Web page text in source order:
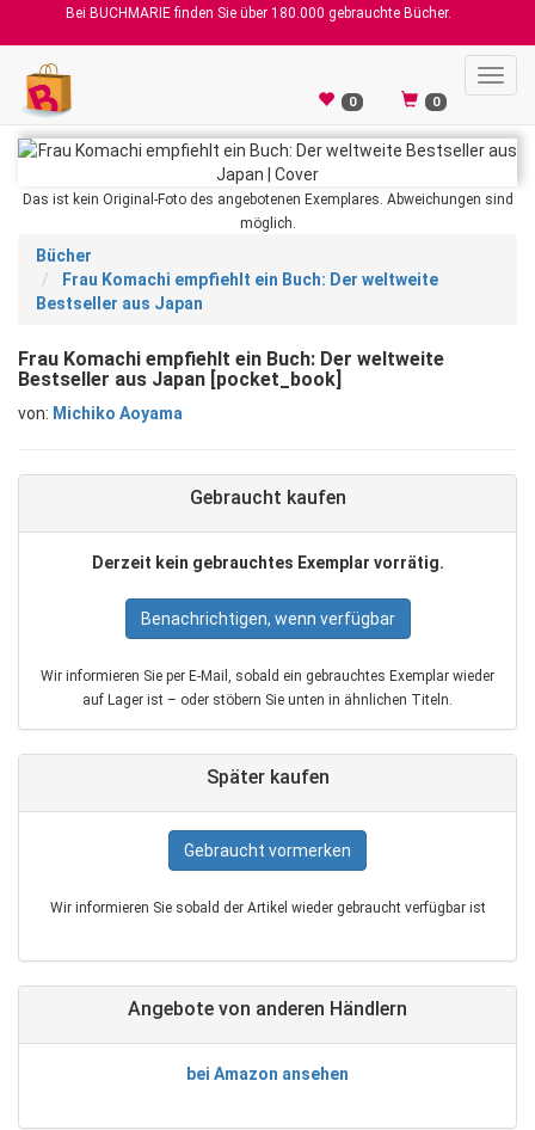
Bei BUCHMARIE finden Sie über 180.000 gebrauchte Bücher.
0 0
Das ist kein Original-Foto des angebotenen Exemplares. Abweichungen sind
möglich.
Bücher
Frau Komachi empfiehlt ein Buch: Der weltweite
Bestseller aus Japan
Frau Komachi empfiehlt ein Buch: Der weltweite
Bestseller aus Japan [pocket_book]
von: Michiko Aoyama
Gebraucht kaufen
Derzeit kein gebrauchtes Exemplar vorrätig.
Benachrichtigen, wenn verfügbar
Wir informieren Sie per E‑Mail, sobald ein gebrauchtes Exemplar wieder
auf Lager ist – oder stöbern Sie unten in ähnlichen Titeln.
Später kaufen
Gebraucht vormerken
Wir informieren Sie sobald der Artikel wieder gebraucht verfügbar ist
Angebote von anderen Händlern
bei Amazon ansehen